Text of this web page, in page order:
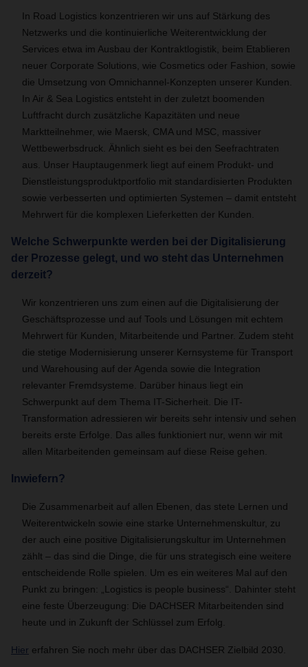
In Road Logistics konzentrieren wir uns auf Stärkung des
Netzwerks und die kontinuierliche Weiterentwicklung der
Services etwa im Ausbau der Kontraktlogistik, beim Etablieren
neuer Corporate Solutions, wie Cosmetics oder Fashion, sowie
die Umsetzung von Omnichannel-Konzepten unserer Kunden.
In Air & Sea Logistics entsteht in der zuletzt boomenden
Luftfracht durch zusätzliche Kapazitäten und neue
Marktteilnehmer, wie Maersk, CMA und MSC, massiver
Wettbewerbsdruck. Ähnlich sieht es bei den Seefrachtraten
aus. Unser Hauptaugenmerk liegt auf einem Produkt- und
Dienstleistungsproduktportfolio mit standardisierten Produkten
sowie verbesserten und optimierten Systemen – damit entsteht
Mehrwert für die komplexen Lieferketten der Kunden.
Welche Schwerpunkte werden bei der Digitalisierung
der Prozesse gelegt, und wo steht das Unternehmen
derzeit?
Wir konzentrieren uns zum einen auf die Digitalisierung der
Geschäftsprozesse und auf Tools und Lösungen mit echtem
Mehrwert für Kunden, Mitarbeitende und Partner. Zudem steht
die stetige Modernisierung unserer Kernsysteme für Transport
und Warehousing auf der Agenda sowie die Integration
relevanter Fremdsysteme. Darüber hinaus liegt ein
Schwerpunkt auf dem Thema IT-Sicherheit. Die IT-
Transformation adressieren wir bereits sehr intensiv und sehen
bereits erste Erfolge. Das alles funktioniert nur, wenn wir mit
allen Mitarbeitenden gemeinsam auf diese Reise gehen.
Inwiefern?
Die Zusammenarbeit auf allen Ebenen, das stete Lernen und
Weiterentwickeln sowie eine starke Unternehmenskultur, zu
der auch eine positive Digitalisierungskultur im Unternehmen
zählt – das sind die Dinge, die für uns strategisch eine weitere
entscheidende Rolle spielen. Um es ein weiteres Mal auf den
Punkt zu bringen: „Logistics is people business“. Dahinter steht
eine feste Überzeugung: Die DACHSER Mitarbeitenden sind
heute und in Zukunft der Schlüssel zum Erfolg.
Hier erfahren Sie noch mehr über das DACHSER Zielbild 2030.